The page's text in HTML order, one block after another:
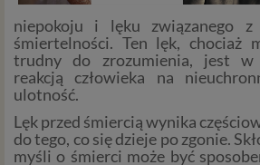
niepokoju i lęku związanego z
śmiertelności. Ten lęk, chociaż
trudny do zrozumienia, jest w
reakcją człowieka na
ulotność.
Lęk przed śmiercią wynika
do tego, co się dzieje po zgonie.
myśli o śmierci może być